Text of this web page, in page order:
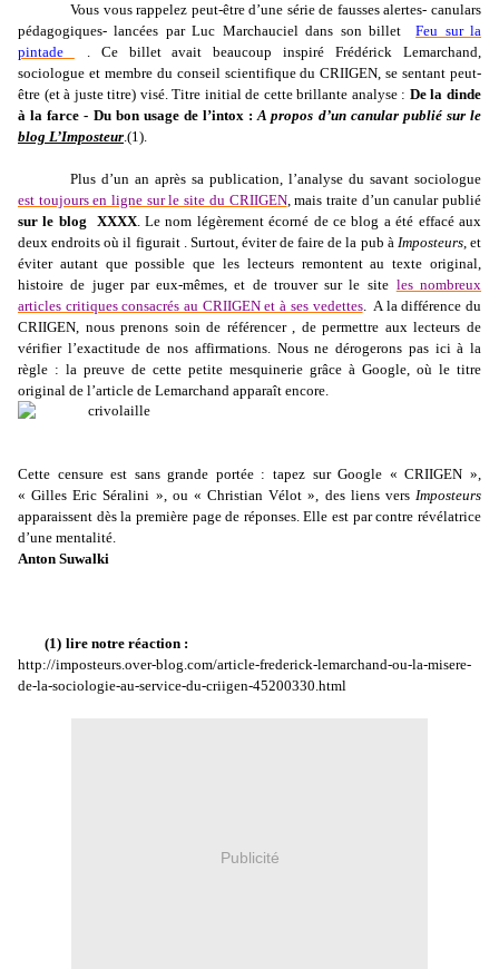
Vous vous rappelez peut-être d’une série de fausses alertes- canulars
pédagogiques- lancées par Luc Marchauciel dans son billetFeu sur la
pintade
. Ce billet avait beaucoup inspiré Frédérick Lemarchand,
sociologue et membre du conseil scientifique du CRIIGEN, se sentant peut-
être (et à juste titre) visé. Titre initial de cette brillante analyse : De la dinde
à la farce - Du bon usage de l’intox :A propos d’un canular publié sur le
blog L’Imposteur.(1).
Plus d’un an après sa publication, l’analyse du savant sociologue
est toujours en ligne sur le site du CRIIGEN, mais traite d’un canular publié
sur le blog XXXX. Le nom légèrement écorné de ce blog a été effacé aux
deux endroits où il figurait . Surtout, éviter de faire de la pub à Imposteurs, et
éviter autant que possible que les lecteurs remontent au texte original,
histoire de juger par eux-mêmes, et de trouver sur le site les nombreux
articles critiques consacrés au CRIIGEN et à ses vedettes. A la différence du
CRIIGEN, nous prenons soin de référencer , de permettre aux lecteurs de
vérifier l’exactitude de nos affirmations. Nous ne dérogerons pas ici à la
règle : la preuve de cette petite mesquinerie grâce à Google, où le titre
original de l’article de Lemarchand apparaît encore.
Cette censure est sans grande portée : tapez sur Google « CRIIGEN »,
« Gilles Eric Séralini », ou « Christian Vélot », des liens vers Imposteurs
apparaissent dès la première page de réponses. Elle est par contre révélatrice
d’une mentalité.
Anton Suwalki
(1) lire notre réaction :
http://imposteurs.over-blog.com/article-frederick-lemarchand-ou-la-misere-
de-la-sociologie-au-service-du-criigen-45200330.html
Publicité